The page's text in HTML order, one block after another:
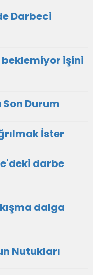
Darbeci
işini
Durum
İster
darbe
dalga
Nutukları